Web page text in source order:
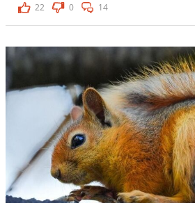
22
0 14